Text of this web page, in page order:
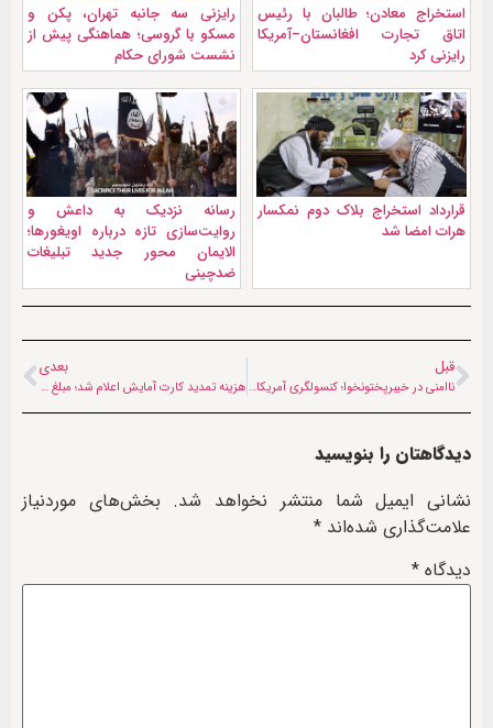
استخراج معادن؛ طالبان با رئیس
اتاق تجارت افغانستان–آمریکا
رایزنی کرد
رایزنی سه جانبه تهران، پکن و
مسکو با گروسی؛ هماهنگی پیش از
نشست شورای حکام
قرارداد استخراج بلاک دوم نمکسار
هرات امضا شد
رسانه نزدیک به داعش و
روایت‌سازی تازه درباره اویغورها؛
الایمان محور جدید تبلیغات
ضدچینی
قبل
ناامنی در خیبرپختونخوا؛ کنسولگری آمریکا در پیشاور تعطیل می‌شود
بعدی
هزینه تمدید کارت آمایش اعلام شد؛ مبلغ پایه ۱/۱۱۵ هزار تومان بدون عوارض شهرداری
دیدگاهتان را بنویسید
نشانی ایمیل شما منتشر نخواهد شد. بخش‌های موردنیاز
علامت‌گذاری شده‌اند *
دیدگاه *